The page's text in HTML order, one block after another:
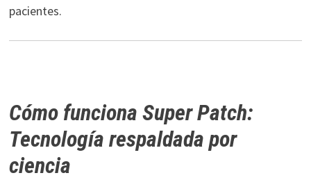
pacientes.
Cómo funciona Super Patch:
Tecnología respaldada por
ciencia